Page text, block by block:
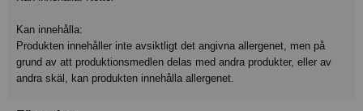
Kan innehålla:
Produkten innehåller inte avsiktligt det angivna allergenet, men på
grund av att produktionsmedlen delas med andra produkter, eller av
andra skäl, kan produkten innehålla allergenet.